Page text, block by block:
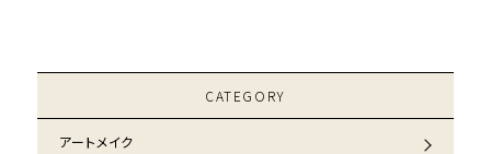
CATEGORY
アートメイク